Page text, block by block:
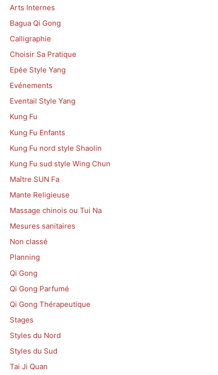
Arts Internes
Bagua Qi Gong
Calligraphie
Choisir Sa Pratique
Epée Style Yang
Evénements
Eventail Style Yang
Kung Fu
Kung Fu Enfants
Kung Fu nord style Shaolin
Kung Fu sud style Wing Chun
Maître SUN Fa
Mante Religieuse
Massage chinois ou Tui Na
Mesures sanitaires
Non classé
Planning
Qi Gong
Qi Gong Parfumé
Qi Gong Thérapeutique
Stages
Styles du Nord
Styles du Sud
Tai Ji Quan